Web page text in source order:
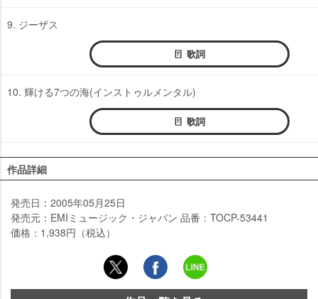
9. ジーザス
歌詞
10. 輝ける7つの海(インストゥルメンタル)
歌詞
作品詳細
発売日：2005年05月25日
発売元：EMIミュージック・ジャパン 品番：TOCP-53441
価格：1,938円（税込）